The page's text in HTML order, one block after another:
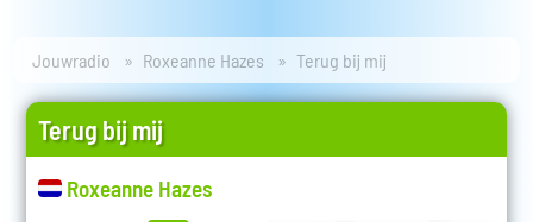
Jouwradio Roxeanne Hazes Terug bij mij
Terug bij mij
Roxeanne Hazes